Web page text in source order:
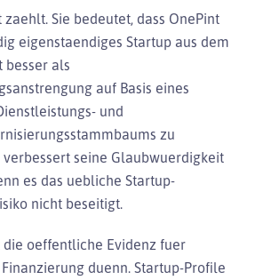
Sie bedeutet, dass OnePint
eigenstaendiges Startup aus dem
besser als
auf Basis eines
und
zu
verbessert seine Glaubwuerdigkeit
es das uebliche Startup-
nicht beseitigt.
oeffentliche Evidenz fuer
duenn. Startup-Profile